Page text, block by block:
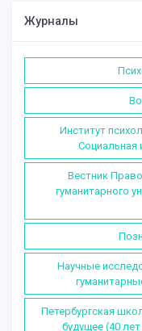
Журналы
Институт
Социальная
Вестник
гуманитарного
Научные
Петербургская
будущее (40